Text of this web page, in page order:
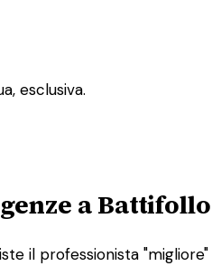
esclusiva.
a Battifollo
il professionista